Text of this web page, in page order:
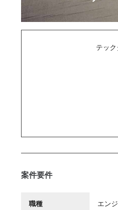
テッ
案件要件
職種 エン